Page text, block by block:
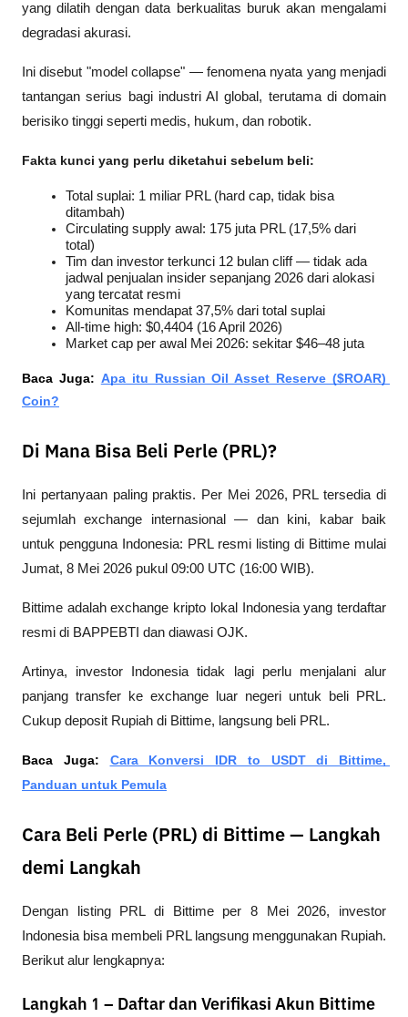
yang dilatih dengan data berkualitas buruk akan mengalami
degradasi akurasi.
Ini disebut "model collapse" — fenomena nyata yang menjadi
tantangan serius bagi industri AI global, terutama di domain
berisiko tinggi seperti medis, hukum, dan robotik.
Fakta kunci yang perlu diketahui sebelum beli:
Total suplai: 1 miliar PRL (hard cap, tidak bisa
ditambah)
Circulating supply awal: 175 juta PRL (17,5% dari
total)
Tim dan investor terkunci 12 bulan cliff — tidak ada
jadwal penjualan insider sepanjang 2026 dari alokasi
yang tercatat resmi
Komunitas mendapat 37,5% dari total suplai
All-time high: $0,4404 (16 April 2026)
Market cap per awal Mei 2026: sekitar $46–48 juta
Baca Juga: Apa itu Russian Oil Asset Reserve ($ROAR)
Coin?
Di Mana Bisa Beli Perle (PRL)?
Ini pertanyaan paling praktis. Per Mei 2026, PRL tersedia di
sejumlah exchange internasional — dan kini, kabar baik
untuk pengguna Indonesia: PRL resmi listing di Bittime mulai
Jumat, 8 Mei 2026 pukul 09:00 UTC (16:00 WIB).
Bittime adalah exchange kripto lokal Indonesia yang terdaftar
resmi di BAPPEBTI dan diawasi OJK.
Artinya, investor Indonesia tidak lagi perlu menjalani alur
panjang transfer ke exchange luar negeri untuk beli PRL.
Cukup deposit Rupiah di Bittime, langsung beli PRL.
Baca Juga: Cara Konversi IDR to USDT di Bittime,
Panduan untuk Pemula
Cara Beli Perle (PRL) di Bittime — Langkah
demi Langkah
Dengan listing PRL di Bittime per 8 Mei 2026, investor
Indonesia bisa membeli PRL langsung menggunakan Rupiah.
Berikut alur lengkapnya:
Langkah 1 – Daftar dan Verifikasi Akun Bittime